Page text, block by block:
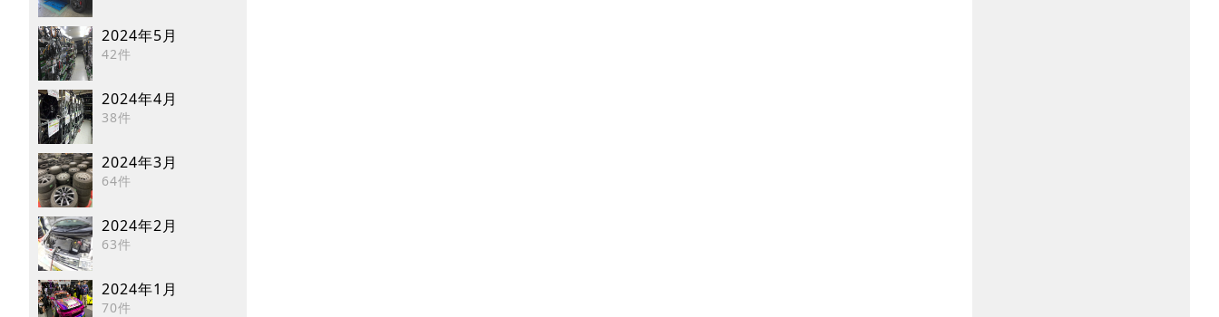
2024年5月
42件
2024年4月
38件
2024年3月
64件
2024年2月
63件
2024年1月
70件